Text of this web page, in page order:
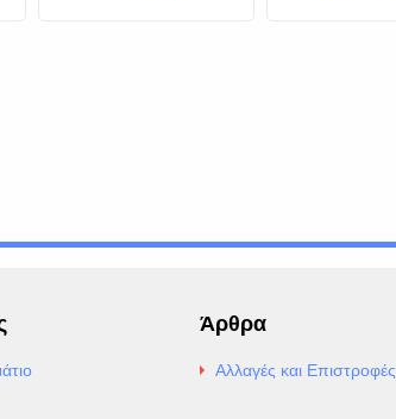
Άρθρα
Αλλαγές και Επιστροφές